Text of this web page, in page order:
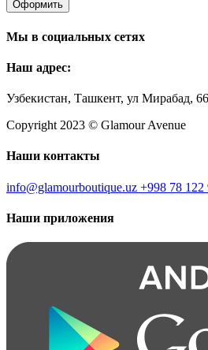
Оформить
Мы в социальных сетях
Наш адрес:
Узбекистан, Ташкент, ул Мирабад,
Copyright 2023 © Glamour Avenue
Наши контакты
info@glamourboutique.uz +998 78 122
Наши приложения